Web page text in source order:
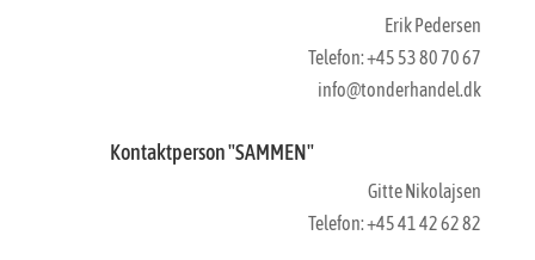
Erik Pedersen
Telefon: +45 53 80 70 67
info@tonderhandel.dk
Kontaktperson "SAMMEN"
Gitte Nikolajsen
Telefon: +45 41 42 62 82